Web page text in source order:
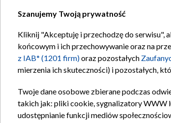
Szanujemy Twoją prywatność
Kliknij "Akceptuję i przechodzę do serwisu",
końcowym i ich przechowywanie oraz na
z IAB* (1201 firm)oraz pozostałych
mierzenia ich skuteczności) i pozostałych,
Twoje dane osobowe zbierane podczas
takich jak: pliki cookie, sygnalizatory WWW
udostępnianie funkcji mediów